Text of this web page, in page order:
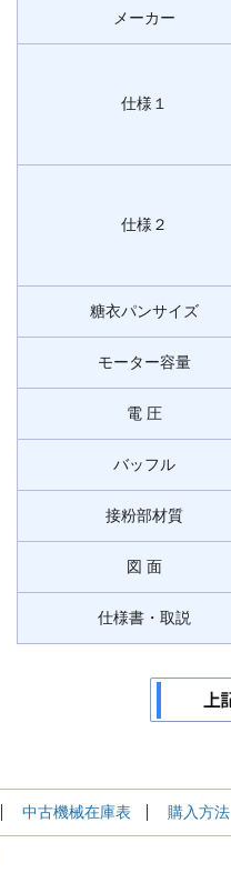
メーカー
仕様１
仕様２
糖衣パンサイズ
モーター容量
電 圧
バッフル
接粉部材質
図 面
仕様書・取説
中古機械在庫表 購入方法